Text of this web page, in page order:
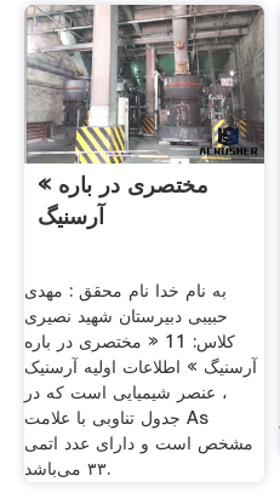
« مختصری در باره
آرسنیگ
به نام خدا نام محقق : مهدی
حبیبی دبیرستان شهید نصیری
کلاس: 11 « مختصری در باره
آرسنیگ » اطلاعات اولیه آرسنیک
، عنصر شیمیایی است که در
جدول تناوبی با علامت As
مشخص است و دارای عدد اتمی
۳۳ می‌باشد.